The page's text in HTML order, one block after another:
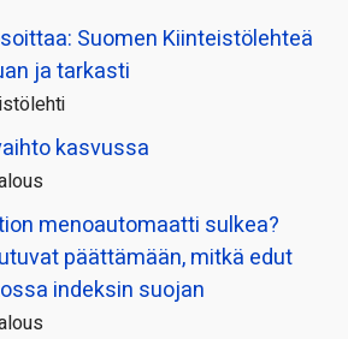
Suomen Kiinteistölehteä
ja tarkasti
kasvussa
menoautomaatti sulkea?
päättämään, mitkä edut
indeksin suojan